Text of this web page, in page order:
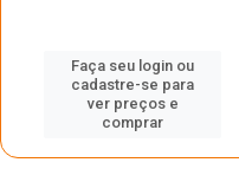
Faça seu login ou
cadastre-se para
ver preços e
comprar